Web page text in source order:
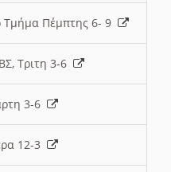
Τμήμα Πέμπτης 6- 9
Τριτη 3-6
3-6
12-3